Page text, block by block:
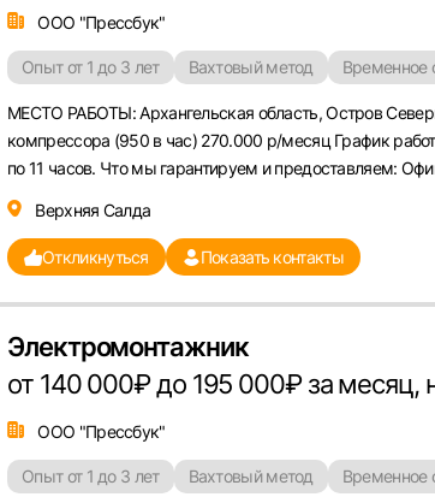
ООО "Прессбук"
Опыт от 1 до 3 лет Вахтовый метод Временное
МЕСТО РАБОТЫ: Архангельская область, Остров
компрессора (950 в час) 270.000 р/месяц График
по 11 часов. Что мы гарантируем и предоставляем:
Верхняя Салда
Откликнуться Показать контакты
Электромонтажник
от 140 000₽ до 195 000₽ за месяц,
ООО "Прессбук"
Опыт от 1 до 3 лет Вахтовый метод Временное